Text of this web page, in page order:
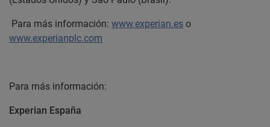
Para más información: www.experian.es o
www.experianplc.com
Para más información:
Experian España